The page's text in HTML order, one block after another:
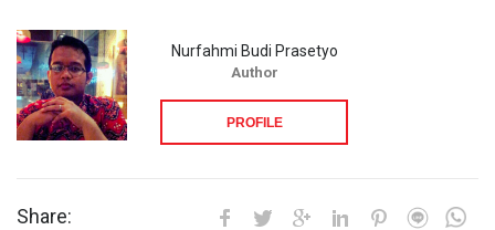
Nurfahmi Budi Prasetyo
Author
PROFILE
Share: